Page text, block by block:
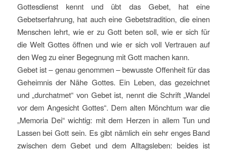
Gottesdienst kennt und übt das Gebet, hat eine
Gebetserfahrung, hat auch eine Gebetstradition, die einen
Menschen lehrt, wie er zu Gott beten soll, wie er sich für
die Welt Gottes öffnen und wie er sich voll Vertrauen auf
den Weg zu einer Begegnung mit Gott machen kann.
Gebet ist – genau genommen – bewusste Offenheit für das
Geheimnis der Nähe Gottes. Ein Leben, das gezeichnet
und „durchatmet“ von Gebet ist, nennt die Schrift „Wandel
vor dem Angesicht Gottes“. Dem alten Mönchtum war die
„Memoria Dei“ wichtig: mit dem Herzen in allem Tun und
Lassen bei Gott sein. Es gibt nämlich ein sehr enges Band
zwischen dem Gebet und dem Alltagsleben: beides ist